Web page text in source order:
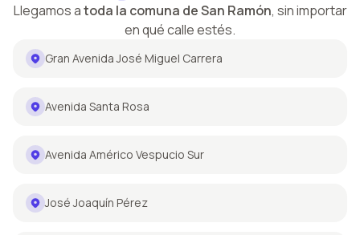
Llegamos atoda la comuna deSan Ramón, sin importar
en qué calle estés.
Gran Avenida José Miguel Carrera
Avenida Santa Rosa
Avenida Américo Vespucio Sur
José Joaquín Pérez